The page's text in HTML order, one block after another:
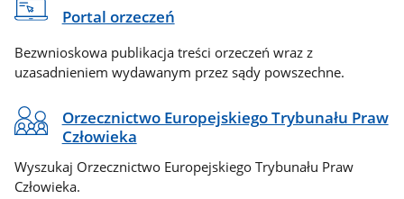
Portal orzeczeń
Bezwnioskowa publikacja treści orzeczeń wraz z
uzasadnieniem wydawanym przez sądy powszechne.
Orzecznictwo Europejskiego Trybunału Praw
Człowieka
Wyszukaj Orzecznictwo Europejskiego Trybunału Praw
Człowieka.